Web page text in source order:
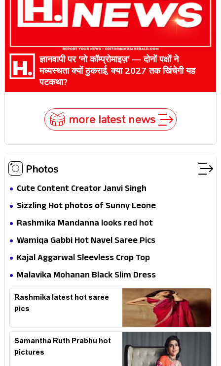
ज्ञानवापी पर 'नो कॉम्प्रोमाइज़' — दोनों पक्षों ने
मध्यस्थता क्यों ठुकराई, क्या 2027 तक खिंचेगी यह
पटकथा?
more latest news
Photos
Cute Content Creator Janvi Singh
Sizzling Hot photos of Sunny Leone
Rashmika Mandanna looks red hot
Wamiqa Gabbi Hot Navel Saree Pics
Kajal Aggarwal Sleevless Crop Top
Malavika Mohanan Black Slim Dress
Rashmika latest hot saree
pics
Samantha Ruth Prabhu hot
pictures